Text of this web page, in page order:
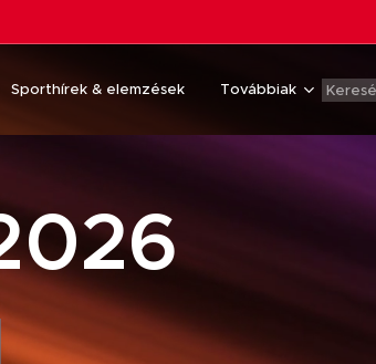
Sporthírek & elemzések Továbbiak